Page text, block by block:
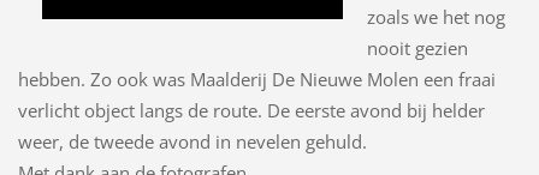
zoals we het nog
nooit gezien
hebben. Zo ook was Maalderij De Nieuwe Molen een fraai
verlicht object langs de route. De eerste avond bij helder
weer, de tweede avond in nevelen gehuld.